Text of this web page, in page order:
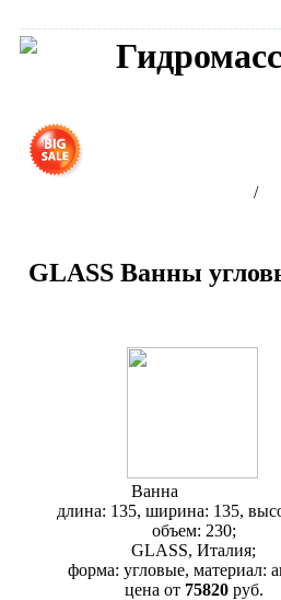
/
GLASS Ванны
Ванна
длина: 135, ширина: 135,
объем: 230;
GLASS, Италия;
форма: угловые, материал:
цена от75820 руб.